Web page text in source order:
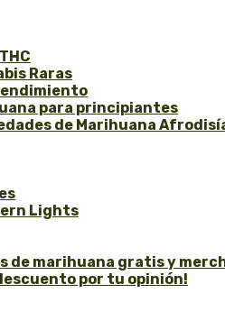
Raras
para principiantes
de Marihuana
Lights
de marihuana gratis y
por tu opinión!